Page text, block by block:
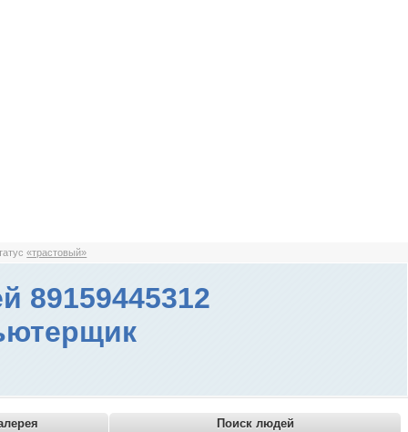
«трастовый»
89159445312
Поиск людей